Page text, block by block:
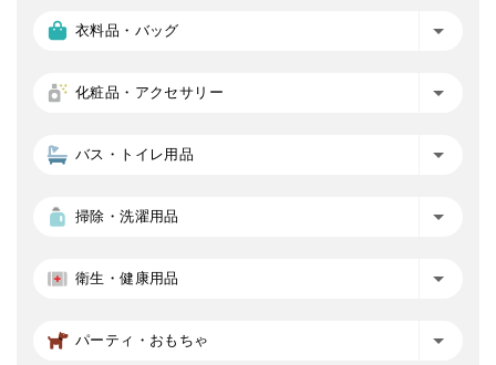
衣料品・バッグ
化粧品・アクセサリー
バス・トイレ用品
掃除・洗濯用品
衛生・健康用品
パーティ・おもちゃ